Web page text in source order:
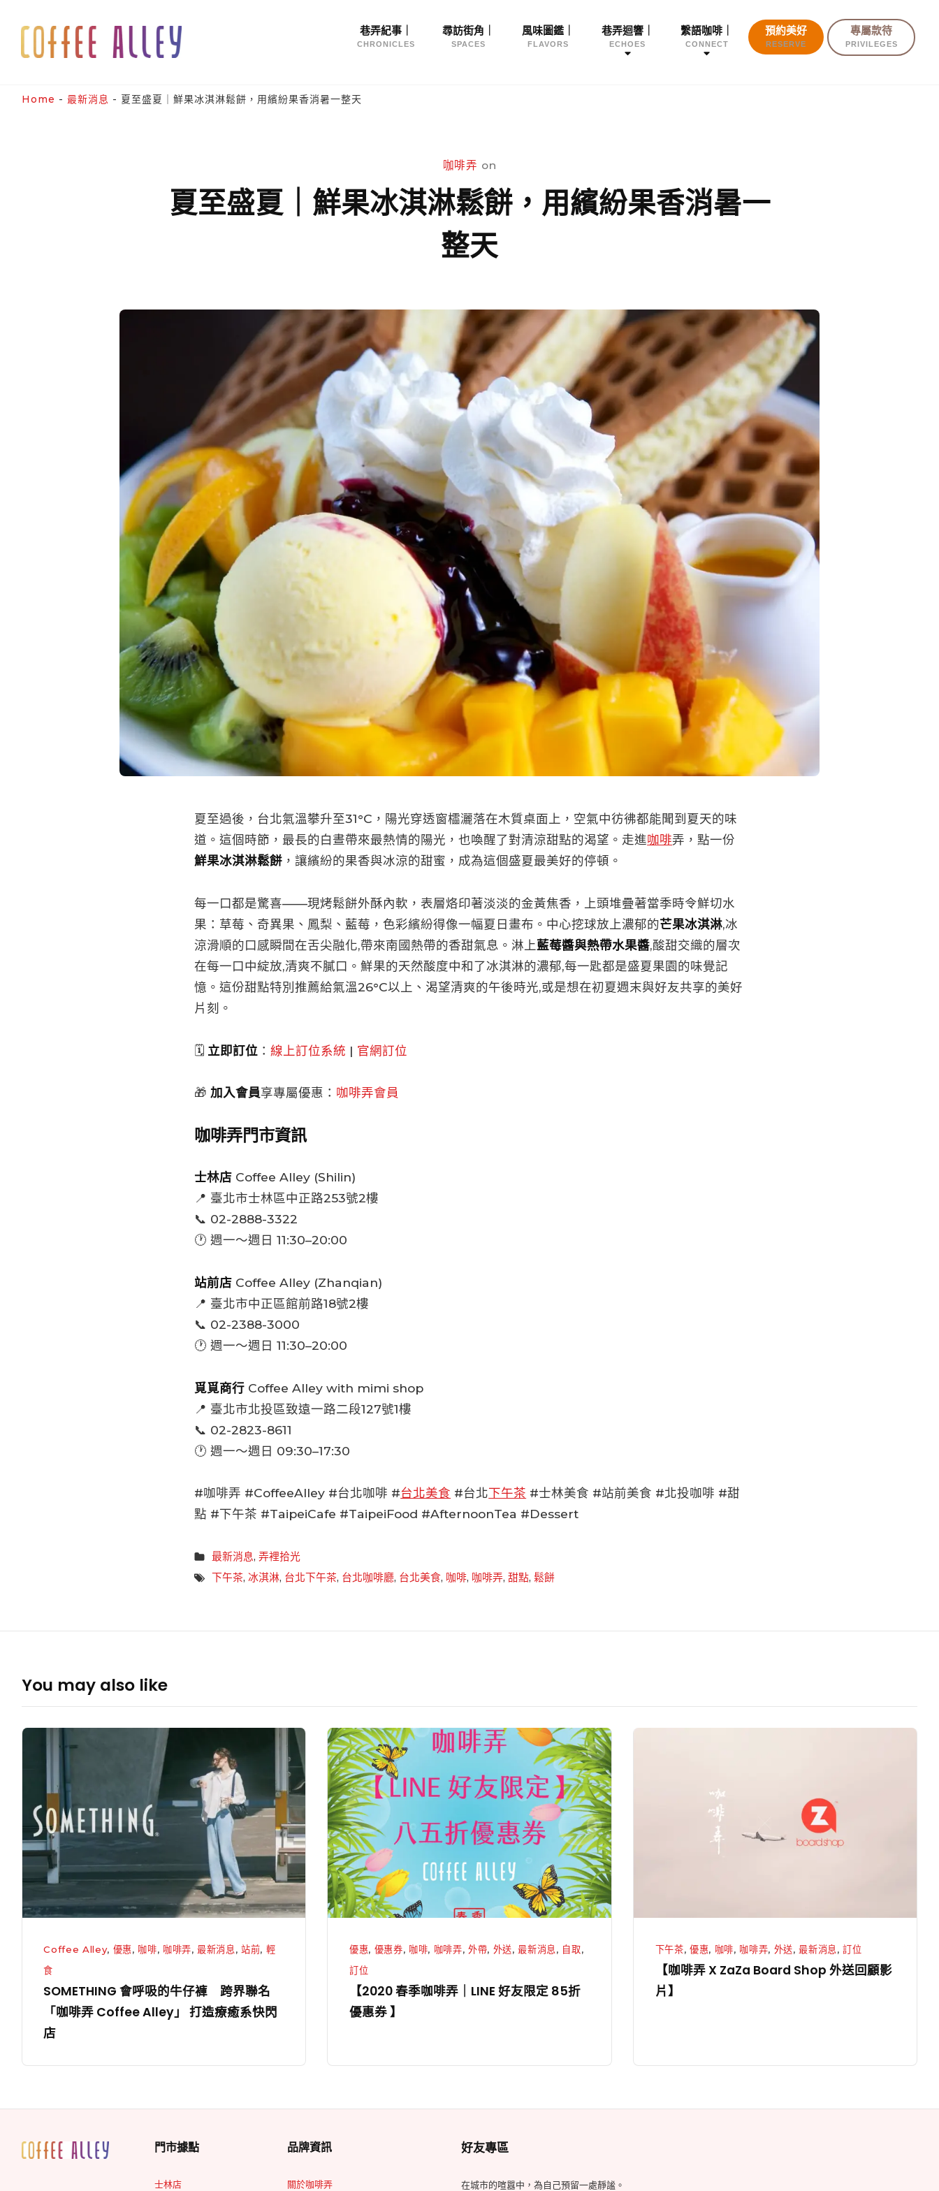
content
Site
Navigation
巷弄紀事｜
CHRONICLES
尋訪街角｜
SPACES
風味圖鑑｜
FLAVORS
巷弄迴響｜
ECHOES
繫語咖啡｜
CONNECT
預約美好
RESERVE
專屬款待
PRIVILEGES
Home - 最新消息 - 夏至盛夏｜鮮果冰淇淋鬆餅，用繽紛果香消暑一整天
咖啡弄 on
夏至盛夏｜鮮果冰淇淋鬆餅，用繽紛果香消暑一
整天
夏至過後，台北氣溫攀升至31°C，陽光穿透窗櫺灑落在木質桌面上，空氣中彷彿都能聞到夏天的味
道。這個時節，最長的白晝帶來最熱情的陽光，也喚醒了對清涼甜點的渴望。走進咖啡弄，點一份
鮮果冰淇淋鬆餅 ，讓繽紛的果香與冰涼的甜蜜，成為這個盛夏最美好的停頓。
每一口都是驚喜——現烤鬆餅外酥內軟，表層烙印著淡淡的金黃焦香，上頭堆疊著當季時令鮮切水
果：草莓、奇異果、鳳梨、藍莓，色彩繽紛得像一幅夏日畫布。中心挖球放上濃郁的芒果冰淇淋,冰
涼滑順的口感瞬間在舌尖融化,帶來南國熱帶的香甜氣息。淋上藍莓醬與熱帶水果醬,酸甜交織的層次
在每一口中綻放,清爽不膩口。鮮果的天然酸度中和了冰淇淋的濃郁,每一匙都是盛夏果園的味覺記
憶。這份甜點特別推薦給氣溫26°C以上、渴望清爽的午後時光,或是想在初夏週末與好友共享的美好
片刻。
🗓️ 立即訂位 ：線上訂位系統 | 官網訂位
🎁加入會員享專屬優惠： 咖啡弄會員
咖啡弄門市資訊
士林店 Coffee Alley (Shilin)
📍 臺北市士林區中正路253號2樓
📞 02-2888-3322
🕐 週一～週日 11:30–20:00
站前店 Coffee Alley (Zhanqian)
📍 臺北市中正區館前路18號2樓
📞 02-2388-3000
🕐 週一～週日 11:30–20:00
覓覓商行 Coffee Alley with mimi shop
📍 臺北市北投區致遠一路二段127號1樓
📞 02-2823-8611
🕐 週一～週日 09:30–17:30
#咖啡弄 #CoffeeAlley #台北咖啡 #台北美食 #台北下午茶 #士林美食 #站前美食 #北投咖啡 #甜
點 #下午茶 #TaipeiCafe #TaipeiFood #AfternoonTea #Dessert
最新消息,弄裡拾光
下午茶,冰淇淋, 台北下午茶, 台北咖啡廳, 台北美食, 咖啡, 咖啡弄,甜點,鬆餅
You may also like
SOMETHING
牛
褲
跨
「咖
癒
Coffee Alley, 優惠, 咖啡, 咖啡弄,最新消息,站前, 輕
食
SOMETHING 會呼吸的牛仔褲 跨界聯名
「咖啡弄 Coffee Alley」 打造療癒系快閃
店
【2020
春
季
咖
啡
弄
｜
LINE
好
優惠, 優惠券, 咖啡, 咖啡弄, 外帶, 外送,最新消息, 自取,
訂位
【2020 春季咖啡弄｜LINE 好友限定 85折
優惠券 】
片】
下午茶,優惠, 咖啡, 咖啡弄, 外送,最新消息,訂位
【咖啡弄 X ZaZa Board Shop 外送回顧影
片】
Footer
門市據點
士林店
品牌資訊
關於咖啡弄
好友專區
在城市的喧囂中，為自己預留一處靜謐。